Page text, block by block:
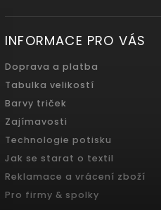
INFORMACE PRO VÁS
Doprava a platba
Tabulka velikostí
Barvy triček
Zajímavosti
Technologie potisku
Jak se starat o textil
Reklamace a vrácení zboží
Pro firmy & spolky